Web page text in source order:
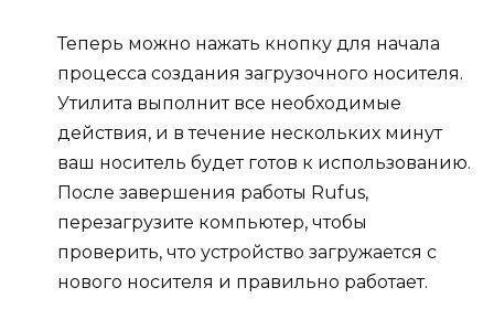
Теперь можно нажать кнопку для начала
процесса создания загрузочного носителя.
Утилита выполнит все необходимые
действия, и в течение нескольких минут
ваш носитель будет готов к использованию.
После завершения работы Rufus,
перезагрузите компьютер, чтобы
проверить, что устройство загружается с
нового носителя и правильно работает.